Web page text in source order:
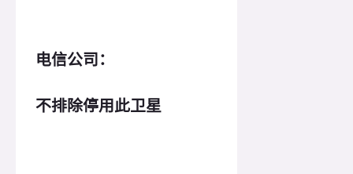
电信公司：
不排除停用此卫星